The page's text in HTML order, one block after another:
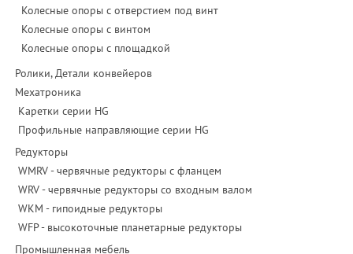
Колесные опоры с отверстием под винт
Колесные опоры с винтом
Колесные опоры с площадкой
Ролики, Детали конвейеров
Мехатроника
Каретки серии HG
Профильные направляющие серии HG
Редукторы
WMRV - червячные редукторы с фланцем
WRV - червячные редукторы со входным валом
WKM - гипоидные редукторы
WFP - высокоточные планетарные редукторы
Промышленная мебель